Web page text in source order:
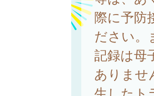
際に予防
ださい。
記録は母
ありませ